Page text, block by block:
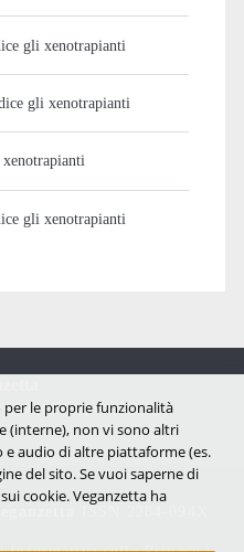
gli xenotrapianti
gli xenotrapianti
gli xenotrapianti
e antispecista
per le proprie funzionalità
(interne), non vi sono altri
audio di altre piattaforme (es.
del sito. Se vuoi saperne di
cookie. Veganzetta ha